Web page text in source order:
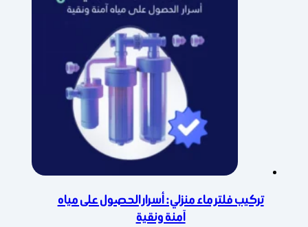
تركيب فلتر ماء منزلي: أسرار الحصول على مياه
آمنة ونقية